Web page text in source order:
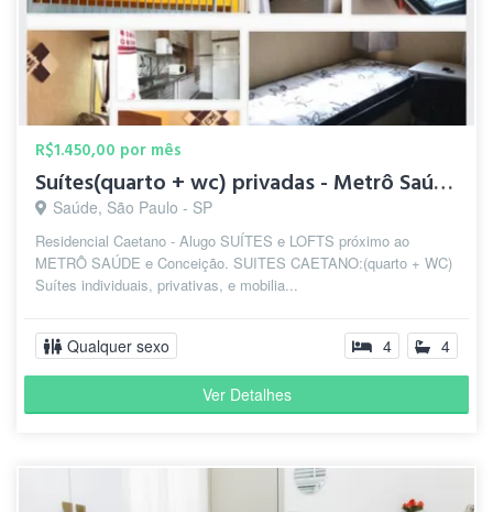
R$1.450,00 por mês
Suítes(quarto + wc) privadas - Metrô Saúde/S.Judas/Conceição
Saúde, São Paulo - SP
Residencial Caetano - Alugo SUÍTES e LOFTS próximo ao
METRÔ SAÚDE e Conceição. SUITES CAETANO:(quarto + WC)
Suítes individuais, privativas, e mobilia...
Qualquer sexo 4 4
Ver Detalhes